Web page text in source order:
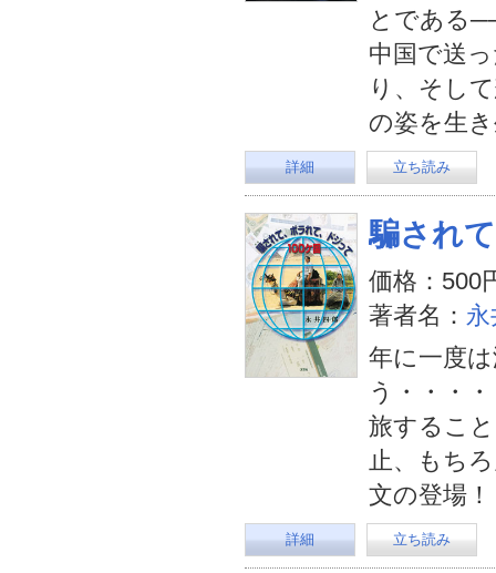
とである
中国で送
り、そし
の姿を生
詳細 立ち読み
騙され
価格：500
著者名：
年に一度
う・・・
旅するこ
止、もち
文の登場！
詳細 立ち読み